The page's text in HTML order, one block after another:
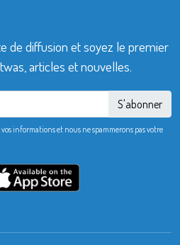
de diffusion et soyez le premier
articles et nouvelles.
S'abonner
informations et nous ne spammerons pas votre